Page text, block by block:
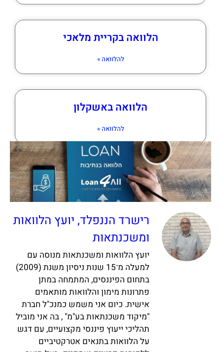
הלוואה בקריית מלאכי
להלוואה »
הלוואה באשקלון
להלוואה »
רישרד הננפלד, יועץ הלוואות
ומשכנתאות
יועץ הלוואות ומשכנתאות מנוסה עם
למעלה מ־15 שנות ניסיון משנת (2009)
בתחום הפיננסים, המתמחה במתן
פתרונות מימון והלוואות מותאמים
אישית. כיום אני משמש כמנכ"ל חברת
"מיקוד משכנתאות בע"מ" , בה אני מוביל
תהליכי ייעוץ פיננסי מקצועיים, עם דגש
על הלוואות בתנאים אטרקטיביים